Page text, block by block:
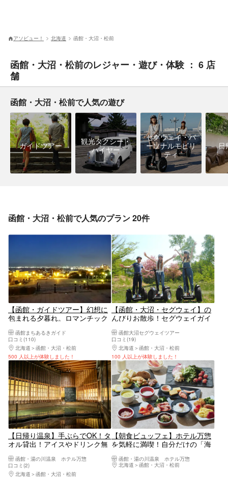
アソビュー！ 北海道 函館・大沼・松前
函館・大沼・松前のレジャー・遊び・体験 ： 6 店
舗
函館・大沼・松前で人気の遊び
ガイドツアー
観光タクシー・
ハイヤー
セグウェイ・パ
ーソナルモビリ
ティ
日
函館・大沼・松前で人気のプラン 20件
【函館・ガイドツアー】幻想に
包まれる夕暮れ。ロマンチック
函館まちあるきガイド
口コミ(110)
北海道
函館・大沼・松前
500 人以上が体験しました！
【函館・大沼・セグウェイ】の
んびりお散歩！セグウェイガイ
函館大沼セグウェイツアー
口コミ(19)
北海道
函館・大沼・松前
100 人以上が体験しました！
【日帰り温泉】手ぶらでOK！タ
オル貸出！アイスやドリンク無
函館・湯の川温泉 ホテル万惣
口コミ(2)
北海道
函館・大沼・松前
【朝食ビュッフェ】ホテル万惣
を気軽に満喫！自分だけの「海
メニューを堪能
函館・湯の川温泉 ホテル万惣
北海道
函館・大沼・松前